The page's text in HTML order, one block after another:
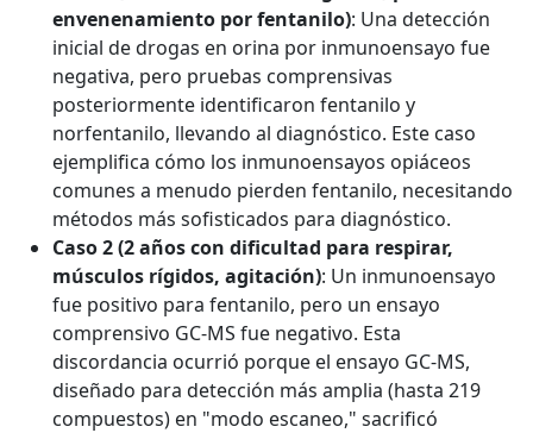
envenenamiento por fentanilo): Una detección
inicial de drogas en orina por inmunoensayo fue
negativa, pero pruebas comprensivas
posteriormente identificaron fentanilo y
norfentanilo, llevando al diagnóstico. Este caso
ejemplifica cómo los inmunoensayos opiáceos
comunes a menudo pierden fentanilo, necesitando
métodos más sofisticados para diagnóstico.
Caso 2 (2 años con dificultad para respirar,
músculos rígidos, agitación): Un inmunoensayo
fue positivo para fentanilo, pero un ensayo
comprensivo GC-MS fue negativo. Esta
discordancia ocurrió porque el ensayo GC-MS,
diseñado para detección más amplia (hasta 219
compuestos) en "modo escaneo," sacrificó